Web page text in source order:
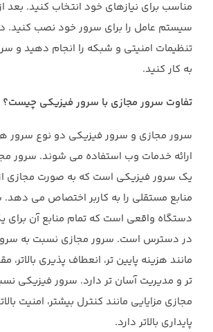
مناسب برای نیازهای خود انتخاب کنید. بعد
سیستم عامل را برای سرور خود نصب کنید. در
تنظیمات امنیتی و شبکه را انجام دهید و
به کار کنید.
تفاوت سرور مجازی با سرور فیزیکی چیست؟
سرور مجازی و سرور فیزیکی دو نوع سرور
ارائه خدمات وب استفاده می شوند. سرور
یک سرور فیزیکی است که به صورت مجازی
منابع مستقلی را به کاربر اختصاص می
دستگاه واقعی است که تمام منابع آن برای
در دسترس است. سرور مجازی نسبت به سرور
مانند هزینه پایین تر، انعطاف پذیری
تر و مدیریت آسان تر دارد. سرور فیزیکی
مجازی مزایایی مانند کنترل بیشتر، امنیت
پایداری بالاتر دارد.